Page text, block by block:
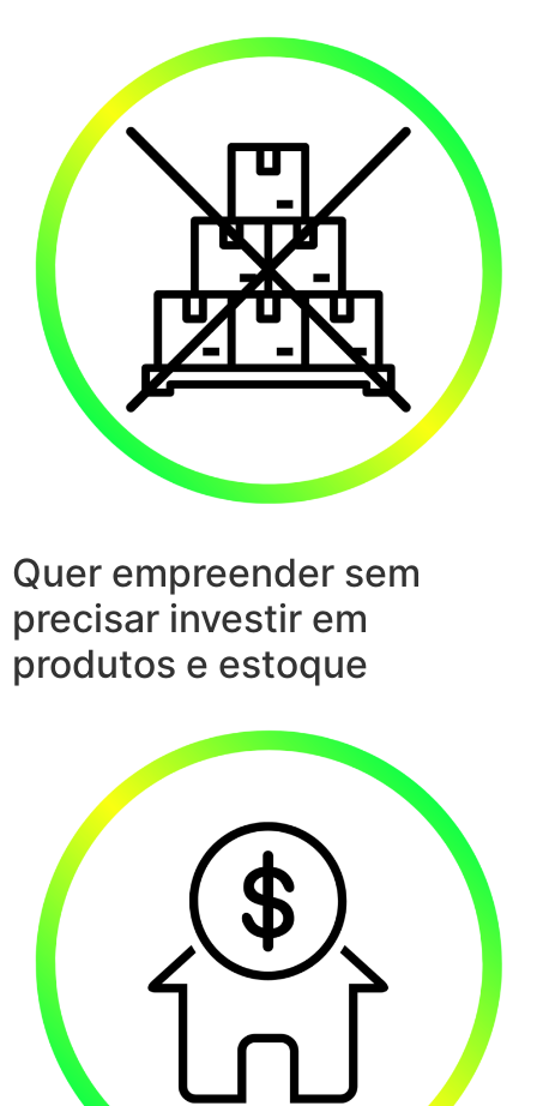
Quer empreender sem
precisar investir em
produtos e estoque